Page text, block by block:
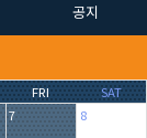
공지
FRI
SAT
7
8